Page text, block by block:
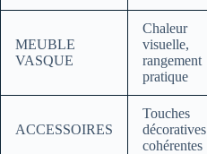
MEUBLE
VASQUE
Chaleur
visuelle,
rangement
pratique
ACCESSOIRES
Touches
décoratives
cohérentes